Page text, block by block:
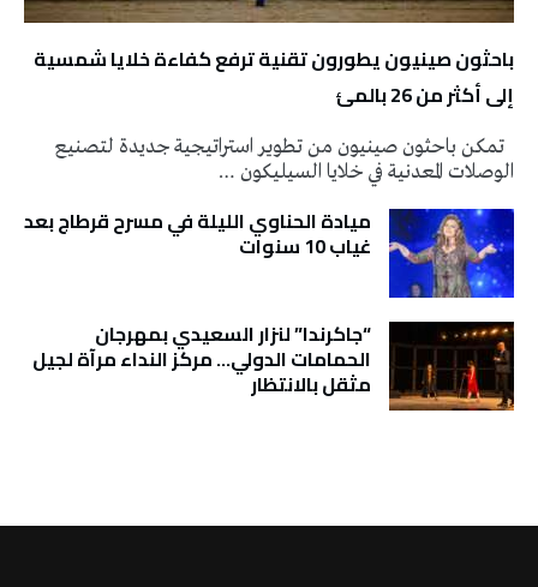
باحثون صينيون يطورون تقنية ترفع كفاءة خلايا شمسية
إلى أكثر من 26 بالمئ
تمكن باحثون صينيون من تطوير استراتيجية جديدة لتصنيع
الوصلات المعدنية في خلايا السيليكون …
ميادة الحناوي الليلة في مسرح قرطاج بعد
غياب 10 سنوات
“جاكرندا” لنزار السعيدي بمهرجان
الحمامات الدولي… مركز النداء مرآة لجيل
مثقل بالانتظار